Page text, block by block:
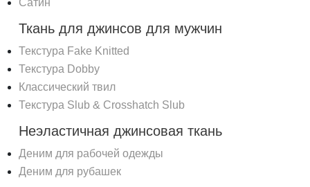
Сатин
Ткань для джинсов для мужчин
Текстура Fake Knitted
Текстура Dobby
Классический твил
Текстура Slub & Crosshatch Slub
Неэластичная джинсовая ткань
Деним для рабочей одежды
Деним для рубашек